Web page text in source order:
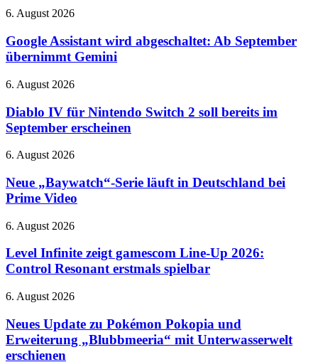
Lern-
Google
wird
abgeschaltet:
Ab
übernimmt
6. August 2026
Google Assistant wird abgeschaltet: Ab September
übernimmt Gemini
Diablo
für
Nintendo
Switch
soll
im
September
6. August 2026
Diablo IV für Nintendo Switch 2 soll bereits im
September erscheinen
Neue
Serie
läuft
in
bei
Video
6. August 2026
Neue „Baywatch“-Serie läuft in Deutschland bei
Prime Video
Level
zeigt
gamescom
Line-
2026:
Resonant
erstmals
spielbar
6. August 2026
Level Infinite zeigt gamescom Line-Up 2026:
Control Resonant erstmals spielbar
Neues
zu
Pokémon
Pokopia
6. August 2026
Neues Update zu Pokémon Pokopia und
Erweiterung „Blubbmeeria“ mit Unterwasserwelt
erschienen